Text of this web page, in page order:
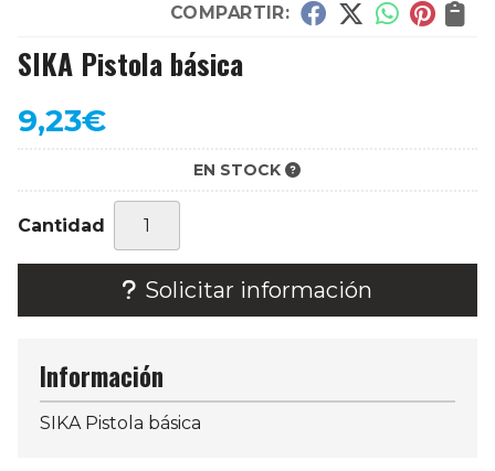
COMPARTIR:
SIKA Pistola básica
9,23€
EN STOCK
Cantidad
Solicitar información
Información
SIKA Pistola básica